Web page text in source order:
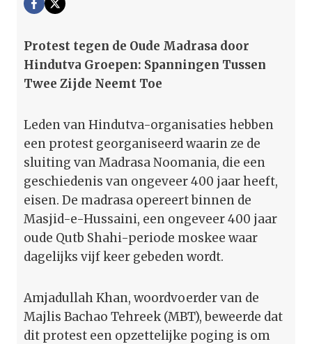
Protest tegen de Oude Madrasa door
Hindutva Groepen: Spanningen Tussen
Twee Zijde Neemt Toe
Leden van Hindutva-organisaties hebben
een protest georganiseerd waarin ze de
sluiting van Madrasa Noomania, die een
geschiedenis van ongeveer 400 jaar heeft,
eisen. De madrasa opereert binnen de
Masjid-e-Hussaini, een ongeveer 400 jaar
oude Qutb Shahi-periode moskee waar
dagelijks vijf keer gebeden wordt.
Amjadullah Khan, woordvoerder van de
Majlis Bachao Tehreek (MBT), beweerde dat
dit protest een opzettelijke poging is om